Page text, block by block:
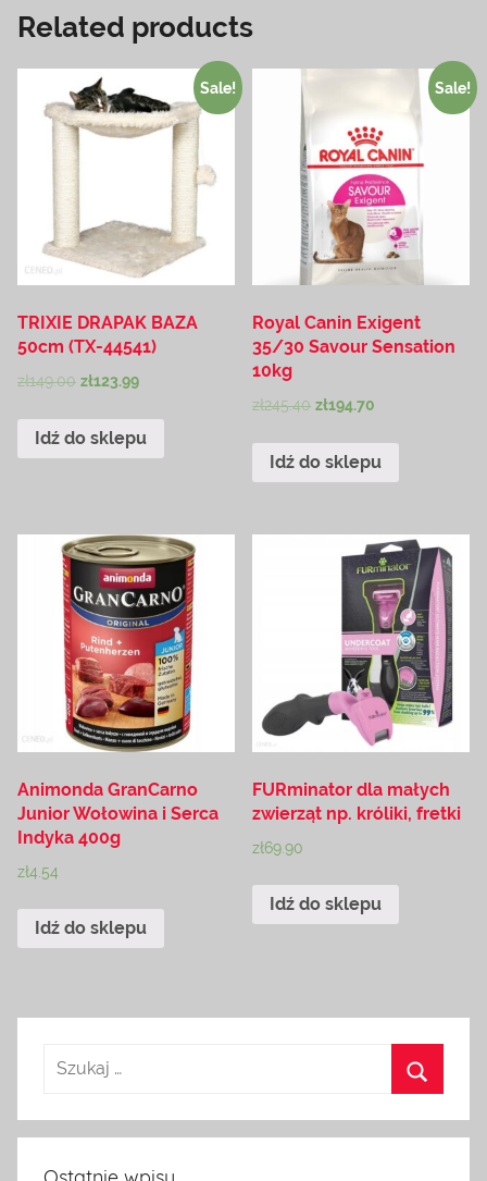
Related products
Sale!
TRIXIE DRAPAK BAZA
50cm (TX-44541)
zł149.00 zł123.99
Idź do sklepu
Sale!
Royal Canin Exigent
35/30 Savour Sensation
10kg
zł245.40 zł194.70
Idź do sklepu
Animonda GranCarno
Junior Wołowina i Serca
Indyka 400g
zł4.54
Idź do sklepu
FURminator dla małych
zwierząt np. króliki, fretki
zł69.90
Idź do sklepu